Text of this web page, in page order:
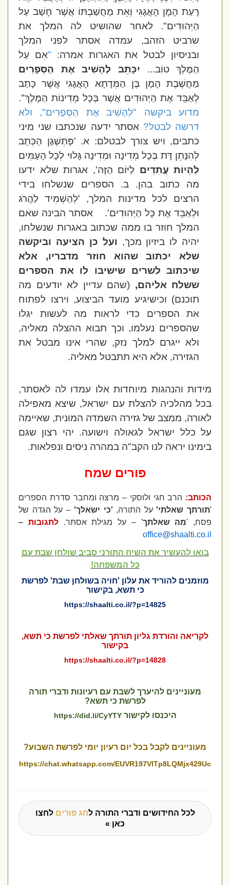
רָעַת הָמָן הָאֲגָגִי וְאֵת מַחֲשַׁבְתּוֹ אֲשֶׁר חָשַׁב עַל
הַיְּהוּדִים". לאחר שהושיט לה המלך את
שרביט הזהב, עמדה אסתר לפני המלך
ובניסיון לבטל את האגרות אמרה:"
אִם עַל
הַמֶּלֶךְ טוֹב...
יִכָּתֵב לְהָשִׁיב אֶת הַסְּפָרִים
מַחֲשֶׁבֶת הָמָן בֶּן הַמְּדָתָא הָאֲגָגִי אֲשֶׁר כָּתַב
לְאַבֵּד אֶת הַיְּהוּדִים אֲשֶׁר בְּכָל מְדִינוֹת הַמֶּלֶךְ".
מדוע ביקשה "לְהָשִׁיב אֶת הַסְּפָרִים", ולא
דרשה לבטל?א סתר ידעה שנכתבו שני מיני
כתבים, ויש צורך לבטלם: א. 'פַּתְשֶׁגֶן הַכְּתָב
לְהִנָּתֵן דָּת בְּכָל מְדִינָה וּמְדִינָה גָּלוּי לְכָל הָעַמִּים
לִהְיוֹת עֲתִדִיםלַיּוֹם הַזֶּה', אגרות שלא ידעו
מה כתוב בהן. ב. הספרים שנשלחו בידי
הרצים לכל מדינות המלך, 'לְהַשְׁמִיד לַהֲרֹג
וּלְאַבֵּד אֶת כָּל הַיְּהוּדִים'.
אסתר הבינה שאם
המלך חוזר בו ממה שכתוב באגרות שנשלחו,
יהיה לו ביזיון מכך,ועל כן הציעה וביקשה
שלא יכתוב שהוא חוזר מדבריו, אלא
שיכתוב לשרים שישיבו לו את הספרים
ששלח אליהם,(שהם עדיין לא יודעים מה
תוכנם) וכישיגיע מועד הביצוע, וירצו לפתוח
את הספרים כדי לראות מה לעשות יגלו
שהספרים נעלמו, וכך תבוא ההצלה מאליה,
ולא ייגרם למלך נזק, שהרי אינו מבטל את
הגזירה, אלא היא תתבטל מאליה.
מידות והנהגות מיוחדות אלו עמדו לה לאסתר,
בכל מהלכיה להצלת עם ישראל, שיצא מאפילה
לאורה, ממצב של גזירה השמדה המונית, שאיימה
על כלל ישראל לגאולה וישועה. יהי רצון שגם
בימינו יראה לנו הקב"ה במהרה ניסים ונפלאות.
פורים שמח
הכותב:הרב חגי ולוסקי – מרצה ומחבר סדרת הספרים
תורתך שאלתי'על התורה,'כי ישאלך'– על הגדה של
פסח, 'מה שאלתך' – על מגילת אסתר.לתגובות –
office@shaalti.co.il
בואו להעשיר את השיח התורני סביב שולחן שבת עם
כל המשפחה!
מוזמנים להוריד את עלון 'חויה בשולחן שבת' לפרשת
כי תשא, בקישור
https://shaalti.co.il/?p=14825
לקריאה והורדת גליון תורתך שאלתי לפרשת כי תשא,
בקישור
https://shaalti.co.il/?p=14828
מעוניינים להיערך לשבת עם רעיונות ודברי תורה
לפרשת כי תשא?
היכנסו לקישורhttps://did.li/CyYTY
מעוניינים לקבל בכל יום רעיון יומי לפרשת השבוע?
https://chat.whatsapp.com/EUVR197VITp8LQMjx429Uc
לכל החידושים ודברי התורה לחג פוריםלחצו
כאן »